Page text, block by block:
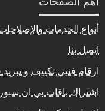
أهم الصفحات
أنواع الخدمات
اتصل بنا
ارقام فنيي تكييف و
اشتراك باقات بي ان